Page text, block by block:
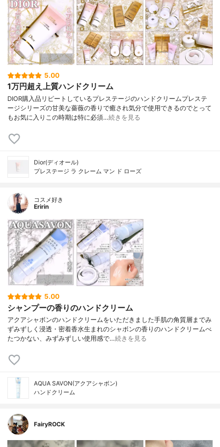
5.00
1万円超え上質ハンドクリーム
DIOR購入品リピートしているプレステージのハンドクリームプレステ
ージシリーズの甘美な薔薇の香りで癒され気分で使用できるのでとって
もお気に入りこの時期は特に必須…続きを見る
Dior(ディオール)
プレステージ ラ クレーム マン ド ローズ
コスメ好き
Eririn
5.00
シャンプーの香りのハンドクリーム
アクアシャボンのハンドクリームをいただきました手肌の角質層までみ
ずみずしく浸透・密着香水生まれのシャボンの香りのハンドクリームべ
たつかない、みずみずしい使用感で…続きを見る
AQUA SAVON(アクアシャボン)
ハンドクリーム
FairyROCK